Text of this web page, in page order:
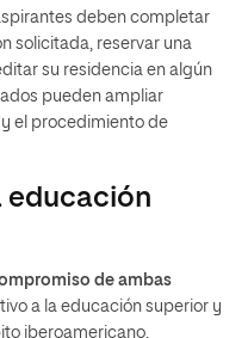
deben completar
solicitada, reservar una
su residencia en algún
pueden ampliar
el procedimiento de
educación
de ambas
a la educación superior y
iberoamericano,